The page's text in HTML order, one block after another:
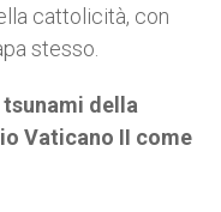
cattolicità, con
stesso.
della
Vaticano II come